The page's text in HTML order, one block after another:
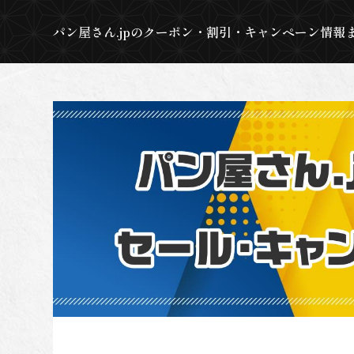
パン屋さん.jpのクーポン・割引・キャンペーン情報